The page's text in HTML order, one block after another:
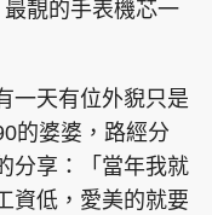
靚的手表機芯一
一天有位外貎只是
的婆婆，路經分
分享：「當年我就
資低，愛美的就要